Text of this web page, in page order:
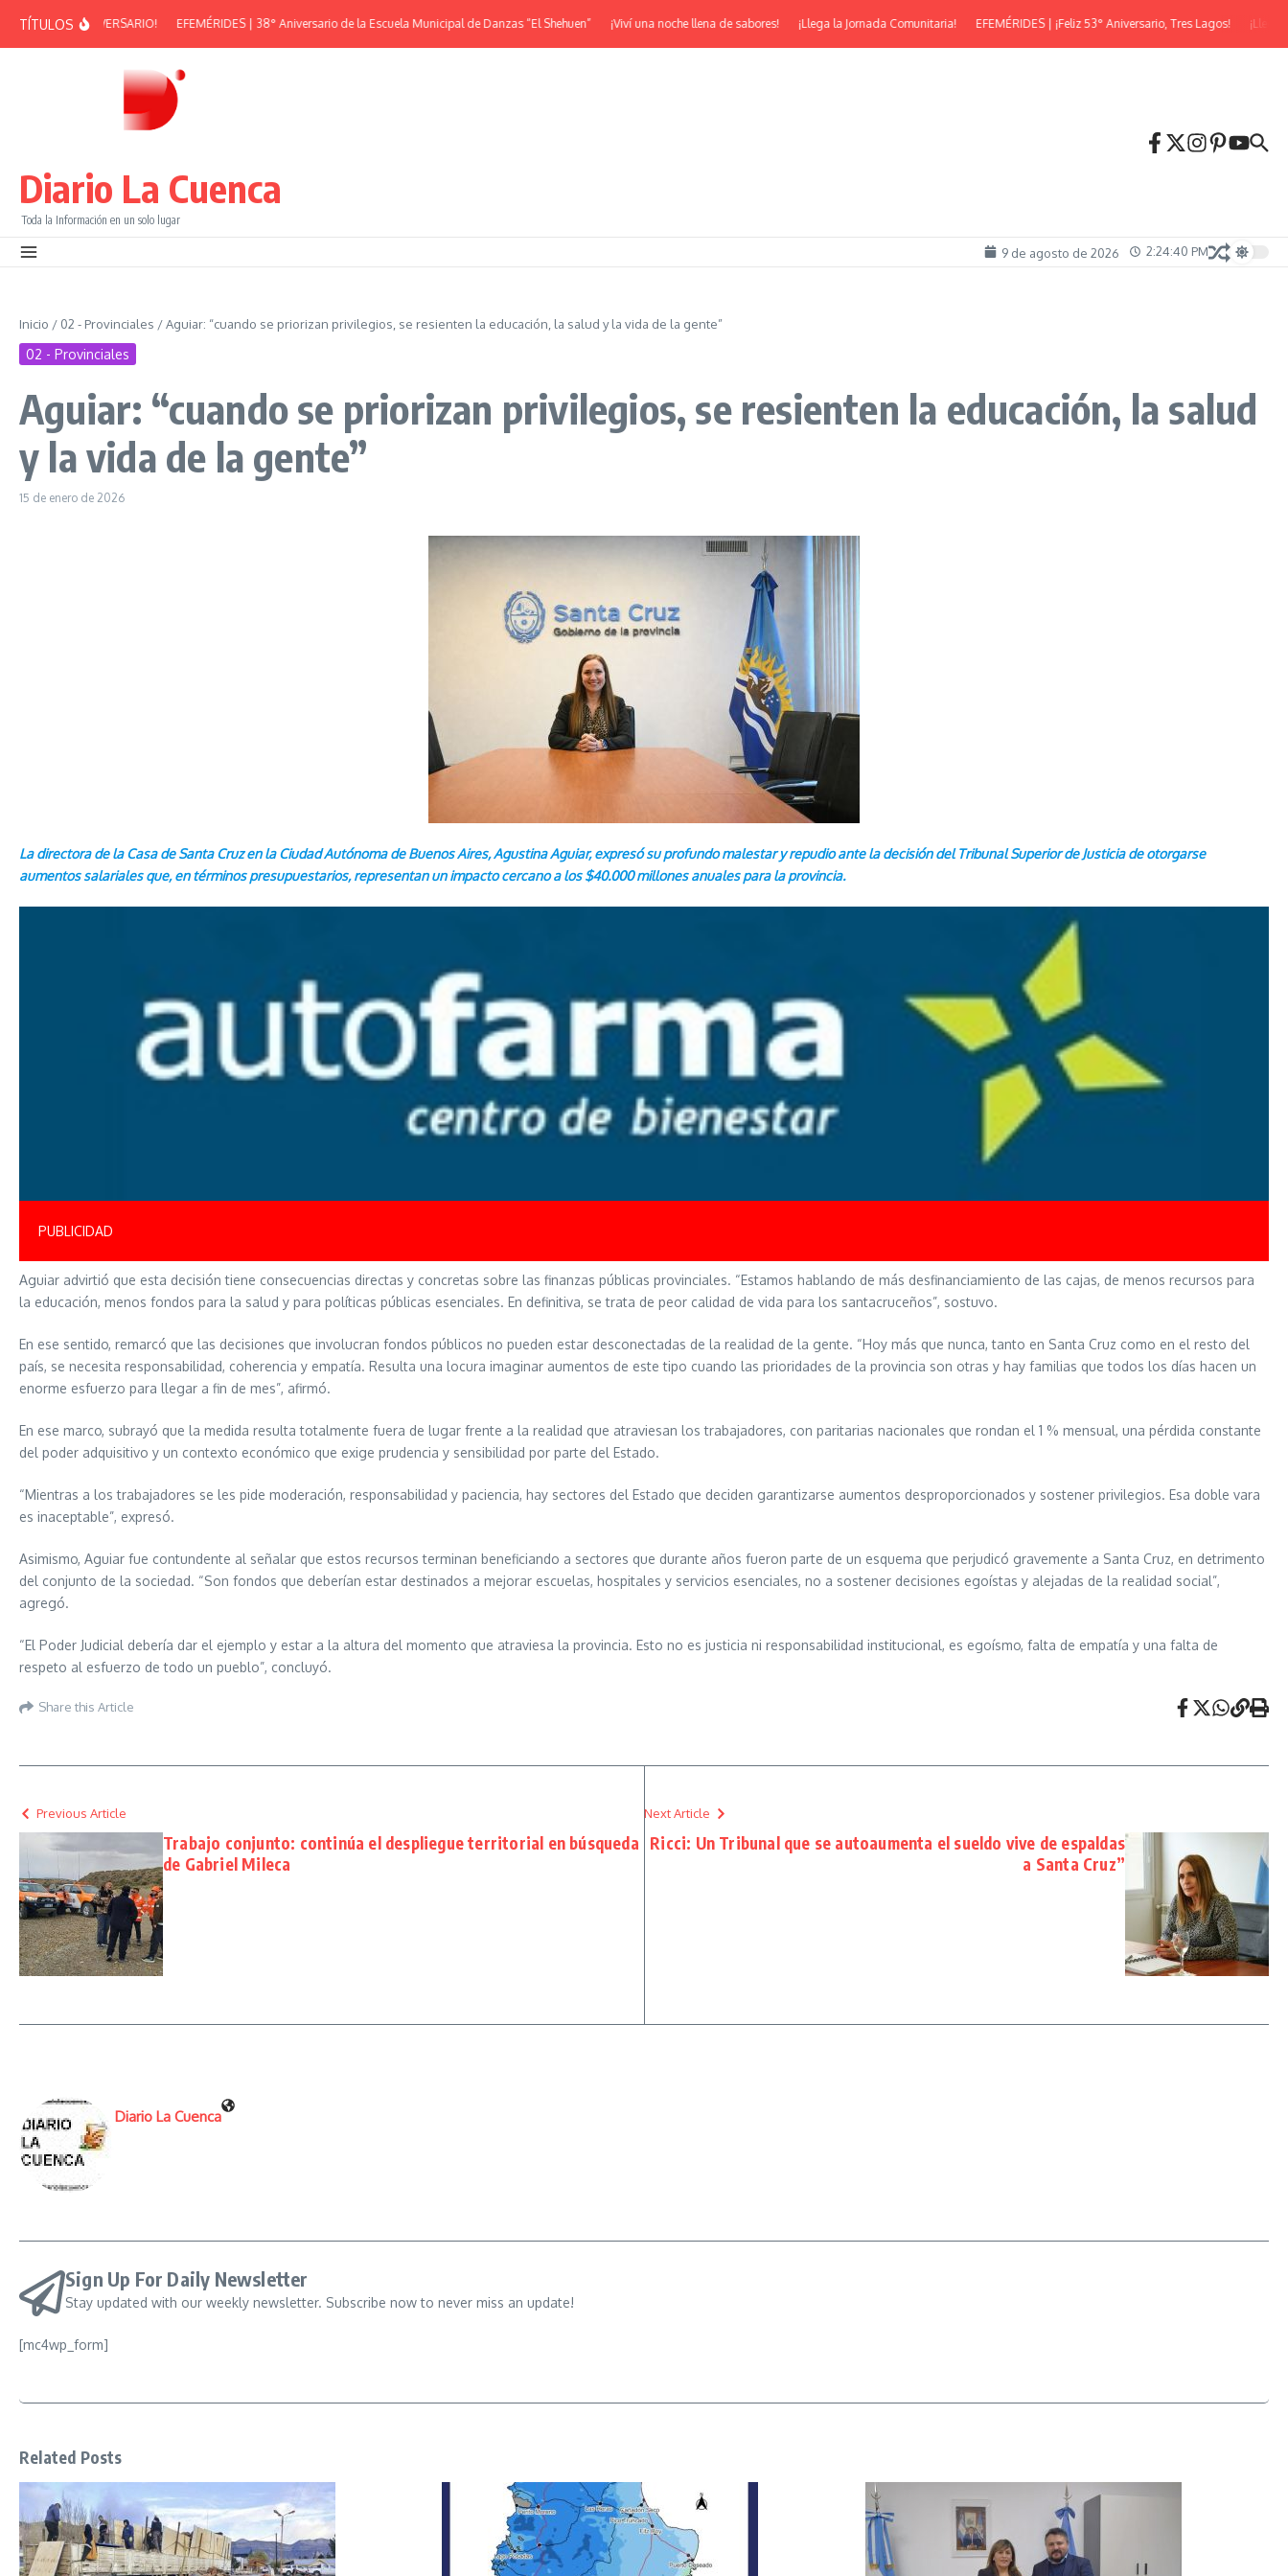
TÍTULOS
– 38° ANIVERSARIO! EFEMÉRIDES | 38° Aniversario de la Escuela Municipal de Danzas “El Shehuen” ¡Viví una noche llena de sabores! ¡Llega la Jornada Comunitaria! EFEMÉRIDES | ¡Feliz 53° Aniversario, Tres Lagos! ¡Llega la
Diario La Cuenca
Toda la Información en un solo lugar
9 de agosto de 2026 2:24:41 PM
Inicio / 02 - Provinciales /Aguiar: “cuando se priorizan privilegios, se resienten la educación, la salud y la vida de la gente”
02 - Provinciales
Aguiar: “cuando se priorizan privilegios, se resienten la educación, la salud
y la vida de la gente”
15 de enero de 2026
La directora de la Casa de Santa Cruz en la Ciudad Autónoma de Buenos Aires, Agustina Aguiar, expresó su profundo malestar y repudio ante la decisión del Tribunal Superior de Justicia de otorgarse
aumentos salariales que, en términos presupuestarios, representan un impacto cercano a los $40.000 millones anuales para la provincia.
PUBLICIDAD
Aguiar advirtió que esta decisión tiene consecuencias directas y concretas sobre las finanzas públicas provinciales. “Estamos hablando de más desfinanciamiento de las cajas, de menos recursos para
la educación, menos fondos para la salud y para políticas públicas esenciales. En definitiva, se trata de peor calidad de vida para los santacruceños”, sostuvo.
En ese sentido, remarcó que las decisiones que involucran fondos públicos no pueden estar desconectadas de la realidad de la gente. “Hoy más que nunca, tanto en Santa Cruz como en el resto del
país, se necesita responsabilidad, coherencia y empatía. Resulta una locura imaginar aumentos de este tipo cuando las prioridades de la provincia son otras y hay familias que todos los días hacen un
enorme esfuerzo para llegar a fin de mes”, afirmó.
En ese marco, subrayó que la medida resulta totalmente fuera de lugar frente a la realidad que atraviesan los trabajadores, con paritarias nacionales que rondan el 1 % mensual, una pérdida constante
del poder adquisitivo y un contexto económico que exige prudencia y sensibilidad por parte del Estado.
“Mientras a los trabajadores se les pide moderación, responsabilidad y paciencia, hay sectores del Estado que deciden garantizarse aumentos desproporcionados y sostener privilegios. Esa doble vara
es inaceptable”, expresó.
Asimismo, Aguiar fue contundente al señalar que estos recursos terminan beneficiando a sectores que durante años fueron parte de un esquema que perjudicó gravemente a Santa Cruz, en detrimento
del conjunto de la sociedad. “Son fondos que deberían estar destinados a mejorar escuelas, hospitales y servicios esenciales, no a sostener decisiones egoístas y alejadas de la realidad social”,
agregó.
“El Poder Judicial debería dar el ejemplo y estar a la altura del momento que atraviesa la provincia. Esto no es justicia ni responsabilidad institucional, es egoísmo, falta de empatía y una falta de
respeto al esfuerzo de todo un pueblo”, concluyó.
Share this Article
Previous Article
Trabajo conjunto: continúa el despliegue territorial en búsqueda
de Gabriel Mileca
Next Article
Ricci: Un Tribunal que se autoaumenta el sueldo vive de espaldas
a Santa Cruz”
Diario La Cuenca
Sign Up For Daily Newsletter
Stay updated with our weekly newsletter. Subscribe now to never miss an update!
[mc4wp_form]
Related Posts